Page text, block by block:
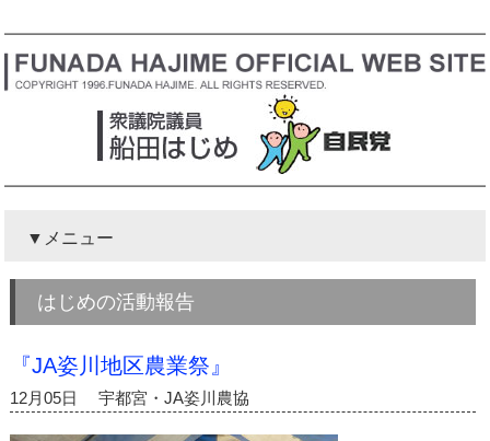
メニュー
はじめの活動報告
『JA姿川地区農業祭』
12月05日 宇都宮・JA姿川農協